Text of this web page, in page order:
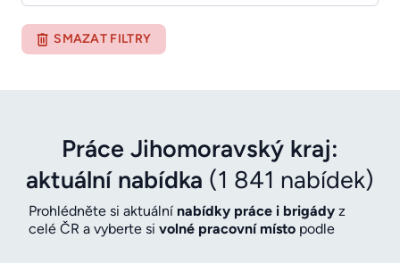
SMAZAT FILTRY
Práce Jihomoravský kraj:
aktuální nabídka (1 841 nabídek)
Prohlédněte si aktuální nabídky práce i brigády z
celé ČR a vyberte si volné pracovní místo podle